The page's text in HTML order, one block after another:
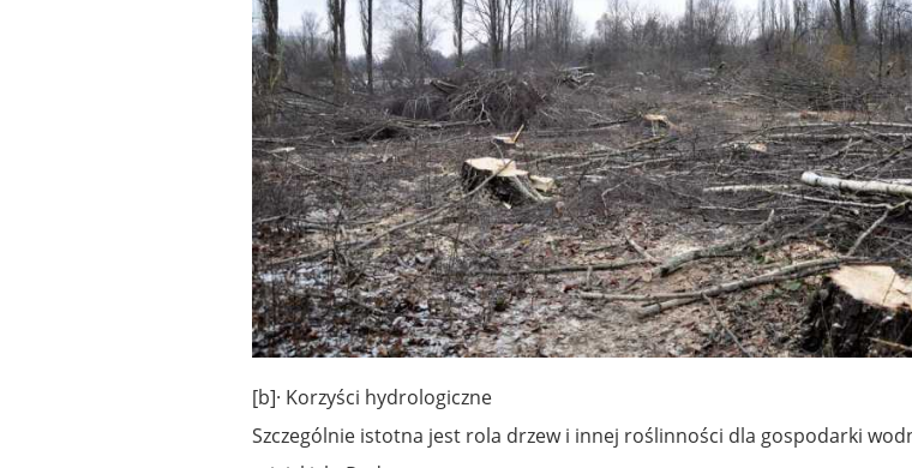
[b]· Korzyści hydrologiczne
Szczególnie istotna jest rola drzew i innej roślinności dla gospodarki